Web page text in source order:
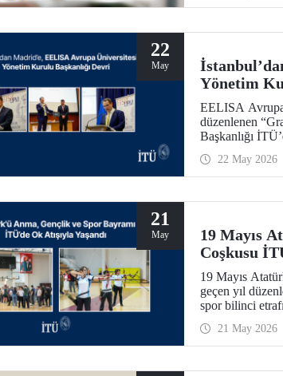
22
May
Yönetim
EELISA
düzenlenen
Başkanlığı
García22 May 2026
21
May
19 Mayıs
Coşkusu
19 Mayıs
geçen yıl
spor bilinci
21 May 2026